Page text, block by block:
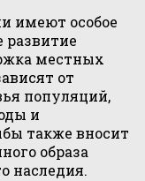
имеют особое
развитие
местных
от
популяций,
и
также вносит
образа
наследия.